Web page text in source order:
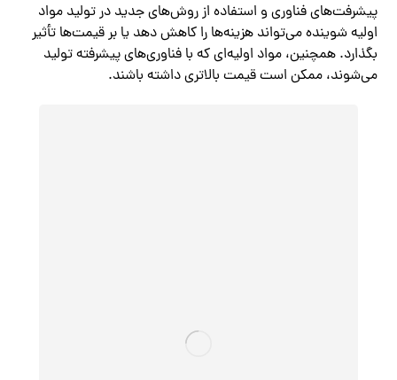
پیشرفت‌های فناوری و استفاده از روش‌های جدید در تولید مواد
اولیه شوینده می‌تواند هزینه‌ها را کاهش دهد یا بر قیمت‌ها تأثیر
بگذارد. همچنین، مواد اولیه‌ای که با فناوری‌های پیشرفته تولید
می‌شوند، ممکن است قیمت بالاتری داشته باشند.